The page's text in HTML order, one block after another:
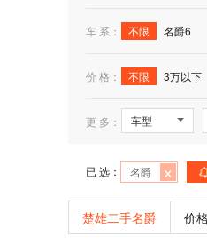
车 系： 不限 名爵6
价 格： 不限 3万以下
更 多： 车型
已 选： 名爵 ×
楚雄二手名爵 价